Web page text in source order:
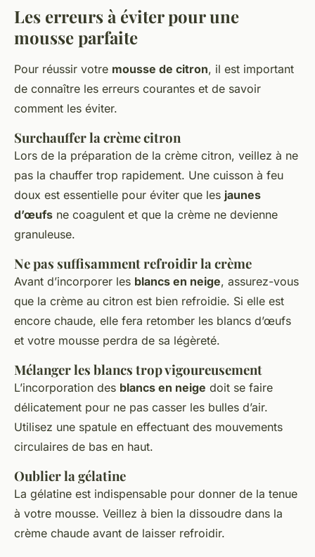
Les erreurs à éviter pour une
mousse parfaite
Pour réussir votre mousse de citron, il est important
de connaître les erreurs courantes et de savoir
comment les éviter.
Surchauffer la crème citron
Lors de la préparation de la crème citron, veillez à ne
pas la chauffer trop rapidement. Une cuisson à feu
doux est essentielle pour éviter que les jaunes
d’œufs ne coagulent et que la crème ne devienne
granuleuse.
Ne pas suffisamment refroidir la crème
Avant d’incorporer les blancs en neige, assurez-vous
que la crème au citron est bien refroidie. Si elle est
encore chaude, elle fera retomber les blancs d’œufs
et votre mousse perdra de sa légèreté.
Mélanger les blancs trop vigoureusement
L’incorporation des blancs en neige doit se faire
délicatement pour ne pas casser les bulles d’air.
Utilisez une spatule en effectuant des mouvements
circulaires de bas en haut.
Oublier la gélatine
La gélatine est indispensable pour donner de la tenue
à votre mousse. Veillez à bien la dissoudre dans la
crème chaude avant de laisser refroidir.